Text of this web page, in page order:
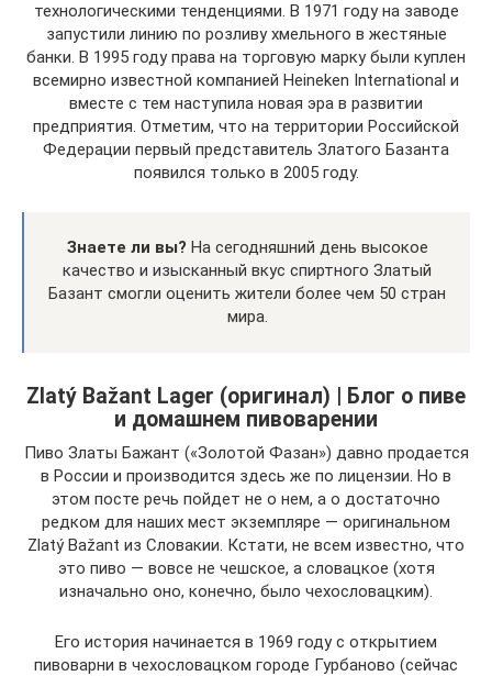
технологическими тенденциями. В 1971 году на заводе
запустили линию по розливу хмельного в жестяные
банки. В 1995 году права на торговую марку были куплен
всемирно известной компанией Heineken International и
вместе с тем наступила новая эра в развитии
предприятия. Отметим, что на территории Российской
Федерации первый представитель Златого Базанта
появился только в 2005 году.
Знаете ли вы? На сегодняшний день высокое
качество и изысканный вкус спиртного Златый
Базант смогли оценить жители более чем 50 стран
мира.
Zlatý Bažant Lager (оригинал) | Блог о пиве
и домашнем пивоварении
Пиво Златы Бажант («Золотой Фазан») давно продается
в России и производится здесь же по лицензии. Но в
этом посте речь пойдет не о нем, а о достаточно
редком для наших мест экземпляре — оригинальном
Zlatý Bažant из Словакии. Кстати, не всем известно, что
это пиво — вовсе не чешское, а словацкое (хотя
изначально оно, конечно, было чехословацким).
Его история начинается в 1969 году с открытием
пивоварни в чехословацком городе Гурбаново (сейчас